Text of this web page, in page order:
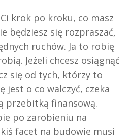
krok po kroku, co masz
będziesz się rozpraszać,
ruchów. Ja to robię
Jeżeli chcesz osiągnąć
się od tych, którzy to
jest o co walczyć, czeka
przebitką finansową.
po zarobieniu na
facet na budowie musi